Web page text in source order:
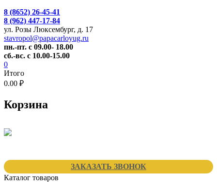
8 (8652) 26-45-41
8 (962) 447-17-84
ул. Розы Люксембург, д. 17
stavropol@papacarloyug.ru
пн.-пт. с 09.00- 18.00
сб.-вс. с 10.00-15.00
0
Итого
0.00 ₽
Корзина
ЗАКАЗАТЬ ЗВОНОК
Каталог товаров